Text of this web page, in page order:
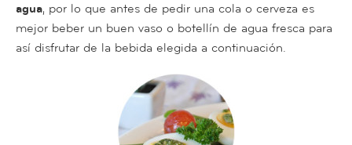
agua, por lo que antes de pedir una cola o cerveza es
mejor beber un buen vaso o botellín de agua fresca para
así disfrutar de la bebida elegida a continuación.